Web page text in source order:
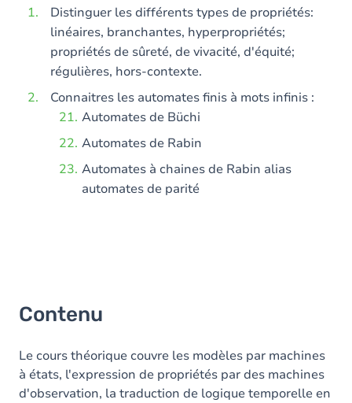
Distinguer les différents types de propriétés:
linéaires, branchantes, hyperpropriétés;
propriétés de sûreté, de vivacité, d'équité;
régulières, hors-contexte.
Connaitres les automates finis à mots infinis :
Automates de Büchi
Automates de Rabin
Automates à chaines de Rabin alias
automates de parité
Contenu
Le cours théorique couvre les modèles par machines
à états, l'expression de propriétés par des machines
d'observation, la traduction de logique temporelle en